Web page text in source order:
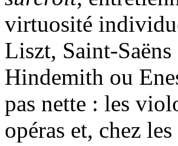
virtuosité
Liszt, Saint-
Hindemith ou
pas nette : les
opéras et, chez